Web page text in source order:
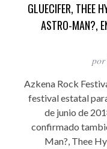
GLUECIFER, THEE
ASTRO-MAN?,
por
Azkena Rock
festival estatal
de junio de
confirmado
Man?, Thee